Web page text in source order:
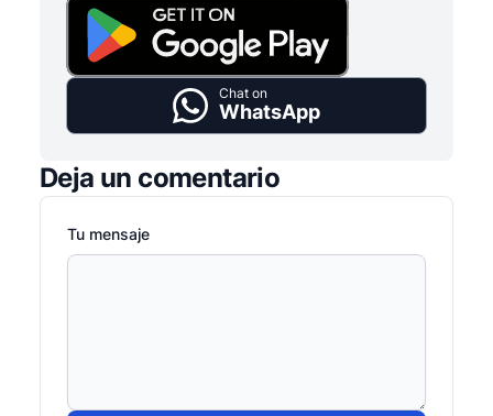
Chat on
WhatsApp
Deja un comentario
Tu mensaje